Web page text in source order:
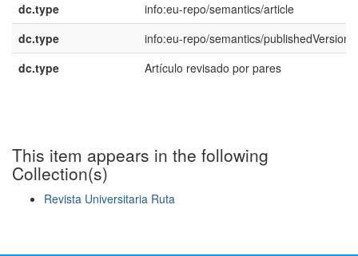
dc.type
info:eu-repo/semantics/article
dc.type
info:eu-repo/semantics/publishedVersion
dc.type
Artículo revisado por pares
This item appears in the following
Collection(s)
Revista Universitaria Ruta